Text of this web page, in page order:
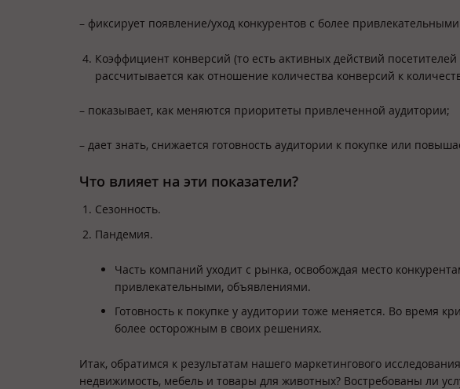
– фиксирует появление/уход конкурентов с более
Коэффициент конверсий (то есть активных действий посетителей
рассчитывается как отношение количества конверсий к
– показывает, как меняются приоритеты привлеченной аудитории;
– дает знать, снижается готовность аудитории к покупке или
Что влияет на эти показатели?
Сезонность.
Пандемия.
Часть компаний уходит с рынка, освобождая место
привлекательными, объявлениями.
Готовность к покупке у аудитории тоже меняется. Во время
более осторожным в своих решениях.
Итак, обратимся к результатам нашего маркетингового
недвижимость, мебель и товары для животных? Востребованы ли